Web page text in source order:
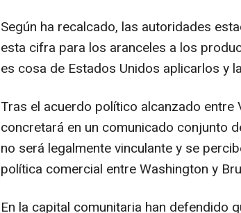
Según ha recalcado, las autoridades
esta cifra para los aranceles a los
es cosa de Estados Unidos aplicarlos y
Tras el acuerdo político alcanzado entre
concretará en un comunicado conjunto
no será legalmente vinculante y se
política comercial entre Washington y
En la capital comunitaria han defendido